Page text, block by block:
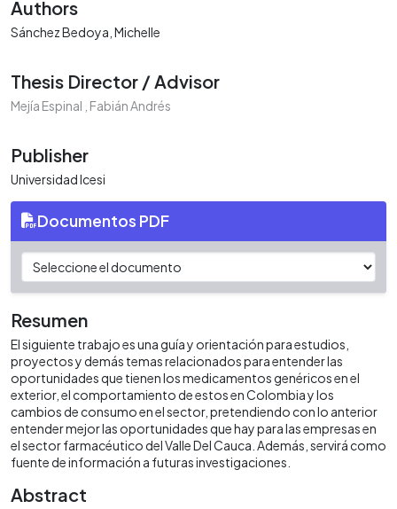
Authors
Sánchez Bedoya, Michelle
Thesis Director / Advisor
Mejía Espinal , Fabián Andrés
Publisher
Universidad Icesi
Documentos PDF
Resumen
El siguiente trabajo es una guía y orientación para estudios,
proyectos y demás temas relacionados para entender las
oportunidades que tienen los medicamentos genéricos en el
exterior, el comportamiento de estos en Colombia y los
cambios de consumo en el sector, pretendiendo con lo anterior
entender mejor las oportunidades que hay para las empresas en
el sector farmacéutico del Valle Del Cauca. Además, servirá como
fuente de información a futuras investigaciones.
Abstract